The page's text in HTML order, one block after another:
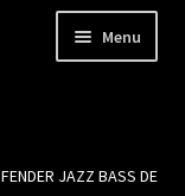
Menu
FENDER JAZZ BASS DE